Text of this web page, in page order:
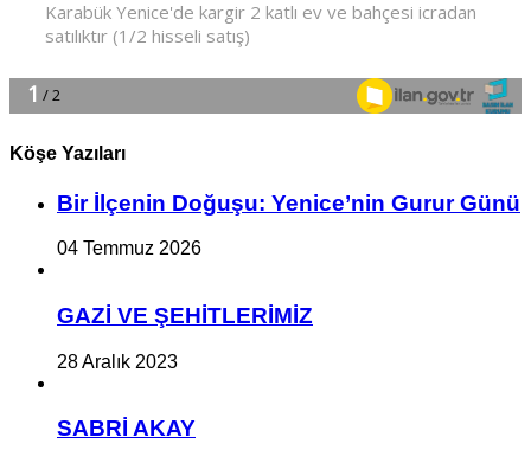
Köşe Yazıları
Bir İlçe­nin Do­ğu­şu: Ye­ni­ce’nin Gurur Günü
04 Temmuz 2026
GAZİ VE ŞEHİTLERİMİZ
28 Aralık 2023
SABRİ AKAY